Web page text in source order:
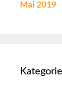
Mai 2019